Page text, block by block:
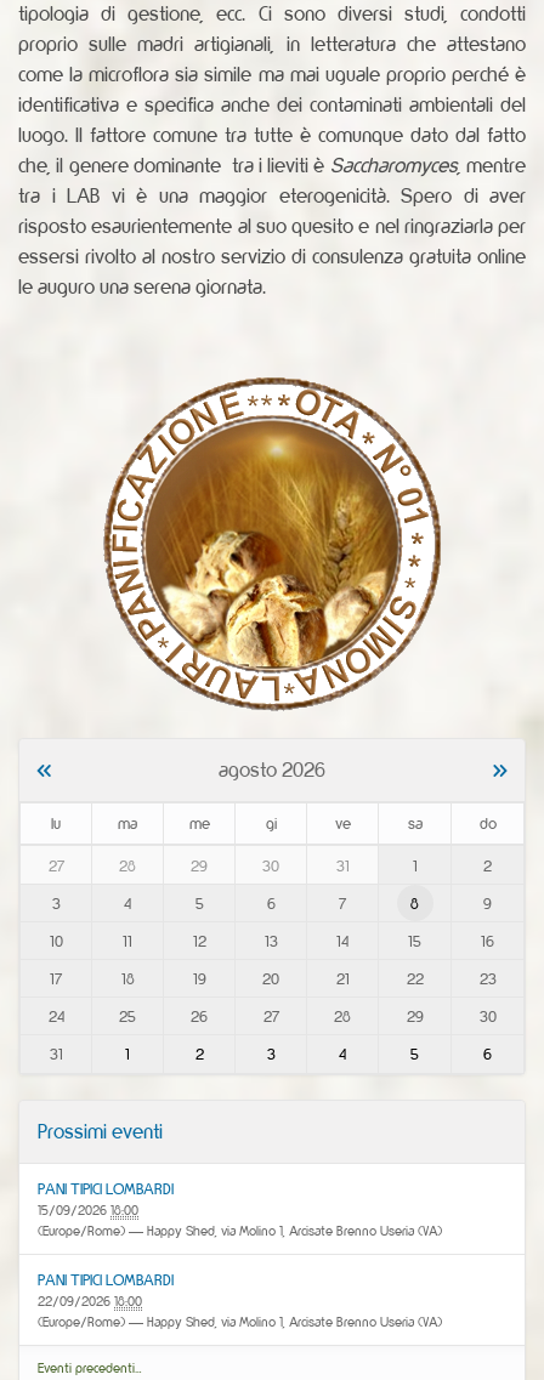
tipologia di gestione, ecc. Ci sono diversi studi, condotti
proprio sulle madri artigianali, in letteratura che attestano
come la microflora sia simile ma mai uguale proprio perché è
identificativa e specifica anche dei contaminati ambientali del
luogo. Il fattore comune tra tutte è comunque dato dal fatto
che, il genere dominante tra i lieviti è Saccharomyces,mentre
tra i LAB vi è una maggior eterogenicità. Spero di aver
risposto esaurientemente al suo quesito e nel ringraziarla per
essersi rivolto al nostro servizio di consulenza gratuita online
le auguro una serena giornata.
« agosto 2026 »
lu ma me gi ve sa do
27 28 29 30 31 1
2
3
4 5 6 7 8
9
10
11 12 13 14 15
16
17
18 19 20 21 22
23
24
25 26 27 28 29
30
31
1 2 3 4 5 6
Prossimi eventi
PANI TIPICI LOMBARDI
15/09/2026 18:00
(Europe/Rome) — Happy Shed, via Molino 1, Arcisate Brenno Useria (VA)
PANI TIPICI LOMBARDI
22/09/2026 18:00
(Europe/Rome) — Happy Shed, via Molino 1, Arcisate Brenno Useria (VA)
Eventi precedenti…